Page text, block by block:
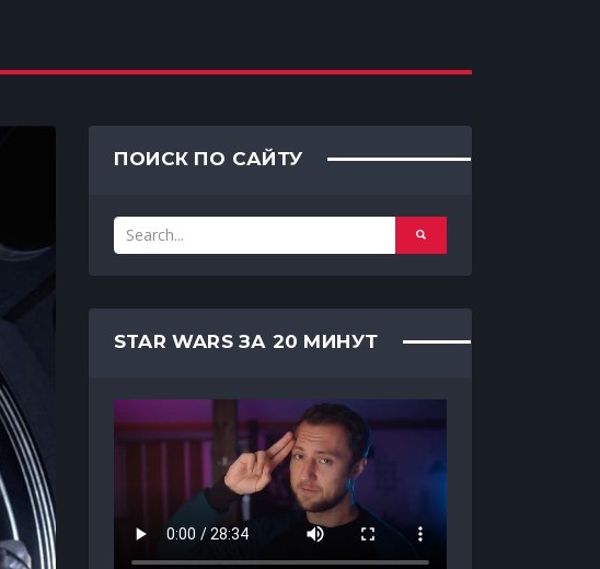
ПОИСК ПО САЙТУ
STAR WARS ЗА 20 МИНУТ